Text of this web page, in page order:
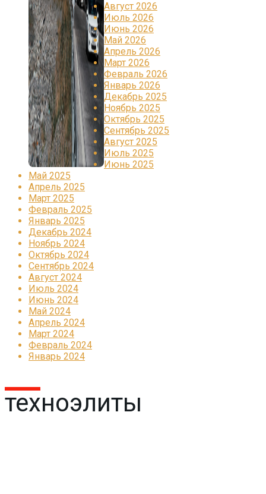
Август 2026
Июль 2026
Июнь 2026
Май 2026
Апрель 2026
Март 2026
Февраль 2026
Январь 2026
Декабрь 2025
Ноябрь 2025
Октябрь 2025
Сентябрь 2025
Август 2025
Июль 2025
Июнь 2025
Май 2025
Апрель 2025
Март 2025
Февраль 2025
Январь 2025
Декабрь 2024
Ноябрь 2024
Октябрь 2024
Сентябрь 2024
Август 2024
Июль 2024
Июнь 2024
Май 2024
Апрель 2024
Март 2024
Февраль 2024
Январь 2024
техноэлиты